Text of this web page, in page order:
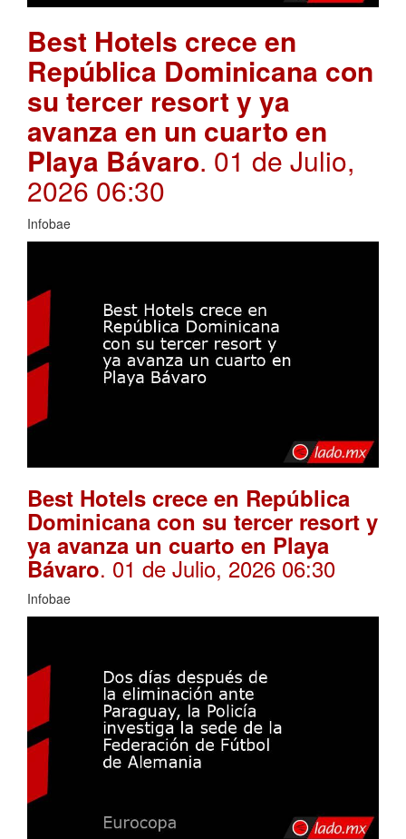
Best Hotels crece en
República Dominicana con
su tercer resort y ya
avanza en un cuarto en
Playa Bávaro. 01 de Julio,
2026 06:30
Infobae
Best Hotels crece en República
Dominicana con su tercer resort y
ya avanza un cuarto en Playa
Bávaro. 01 de Julio, 2026 06:30
Infobae